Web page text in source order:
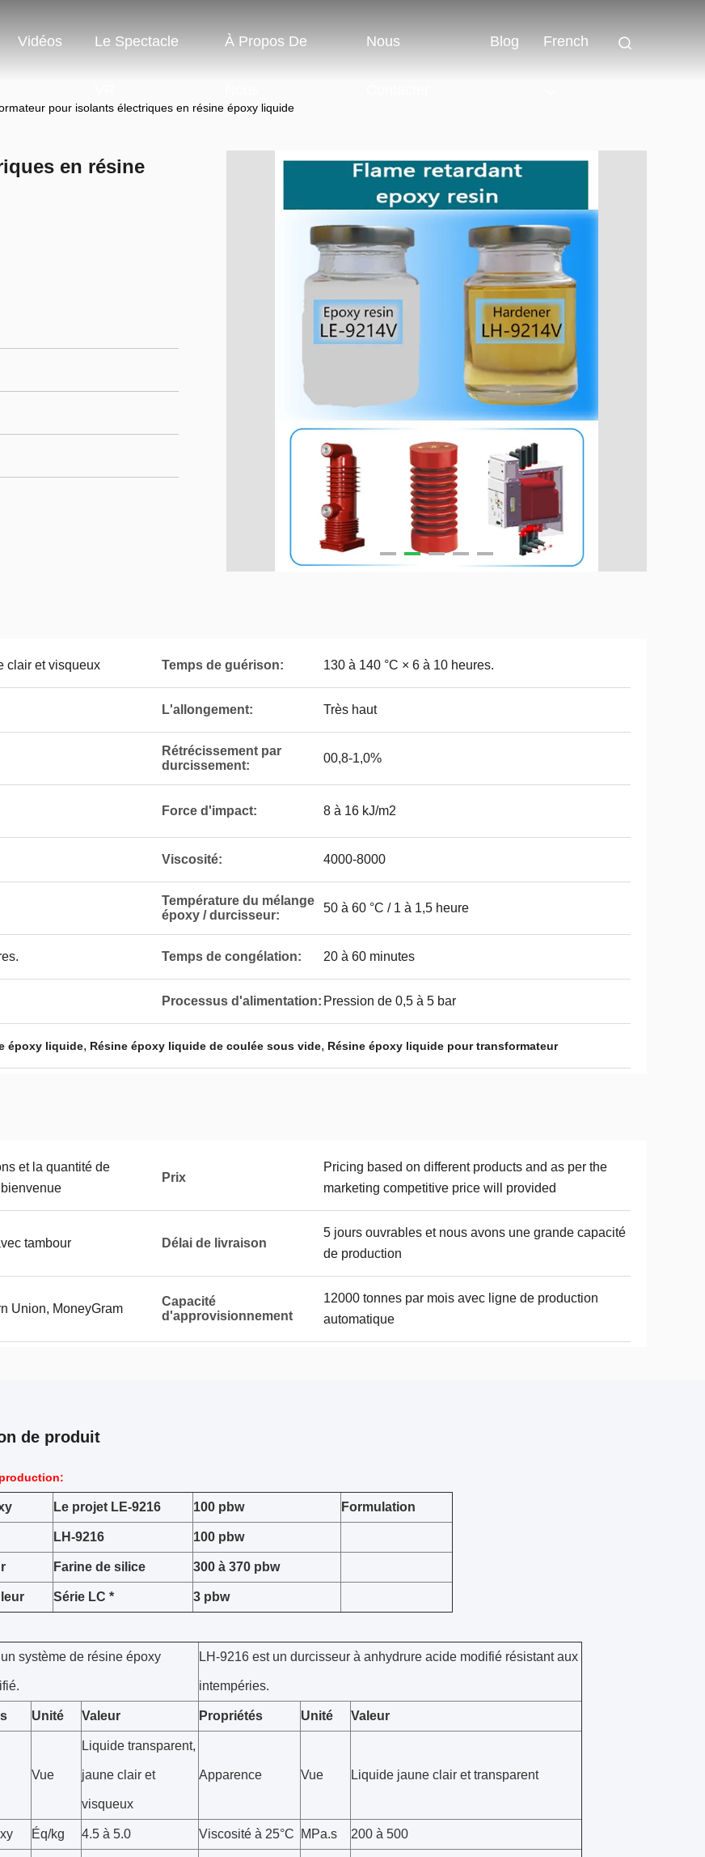
Vidéos Le Spectacle À Propos De Nous Blog French
pour isolants électriques en résine époxy liquide
en résine
clair et visqueux Temps de guérison: 130 à 140 °C × 6 à 10 heures.
L'allongement: Très haut
Rétrécissement par
durcissement:
00,8-1,0%
Force d'impact: 8 à 16 kJ/m2
Viscosité: 4000-8000
Température du mélange
époxy / durcisseur:
50 à 60 °C / 1 à 1,5 heure
Temps de congélation: 20 à 60 minutes
Processus d'alimentation: Pression de 0,5 à 5 bar
époxy liquide, Résine époxy liquide de coulée sous vide, Résine époxy liquide pour transformateur
et la quantité de
Prix
Pricing based on different products and as per the
marketing competitive price will provided
tambour Délai de livraison
5 jours ouvrables et nous avons une grande capacité
de production
Union, MoneyGram
Capacité
d'approvisionnement
12000 tonnes par mois avec ligne de production
automatique
de produit
Le projet LE-9216 100 pbw Formulation
LH-9216 100 pbw
Farine de silice 300 à 370 pbw
Série LC * 3 pbw
système de résine époxy LH-9216 est un durcisseur à anhydrure acide modifié résistant aux
intempéries.
Unité Valeur Propriétés Unité Valeur
Vue
Liquide transparent,
jaune clair et
visqueux
Apparence Vue Liquide jaune clair et transparent
Éq/kg 4.5 à 5.0 Viscosité à 25°C MPa.s 200 à 500